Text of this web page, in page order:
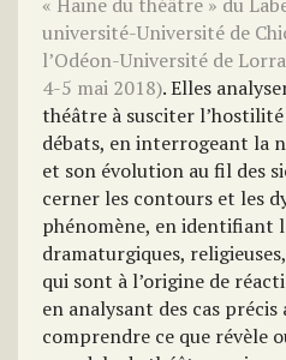
université-Université de
l’Odéon-Université de
4-5 mai 2018). Elles
théâtre à susciter
débats, en interrogeant la
et son évolution au fil des
cerner les contours et les
phénomène, en identifiant
dramaturgiques,
qui sont à l’origine de
en analysant des cas précis
comprendre ce que révèle